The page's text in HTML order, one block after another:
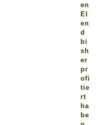
en
El
en
d
bi
sh
er
pr
ofi
tie
rt
ha
be